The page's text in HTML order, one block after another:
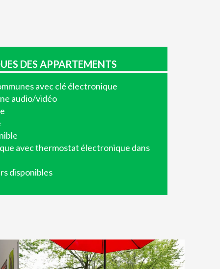
DES APPARTEMENTS
avec clé électronique
audio/vidéo
avec thermostat électronique dans
disponibles